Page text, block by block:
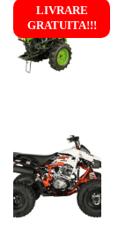
LIVRARE
GRATUITA!!!
!